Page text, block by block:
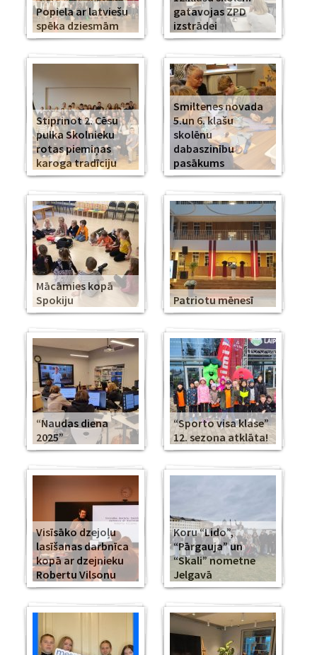
Popiela ar latviešu
spēka dziesmām
gatavojas ZPD
izstrādei
Stiprinot 2. Cēsu
pulka Skolnieku
rotas piemiņas
karoga tradīciju
Smiltenes novada
5.un 6. klašu
skolēnu
dabaszinību
pasākums
Mācāmies kopā
Spokiju
Patriotu mēnesī
“Naudas diena
2025”
“Sporto visa klase”
12. sezona atklāta!
Visīsāko dzejoļu
lasīšanas darbnīca
kopā ar dzejnieku
Robertu Vilsonu
Koru “Lido”,
“Pārgauja” un
“Skali” nometne
Jelgavā